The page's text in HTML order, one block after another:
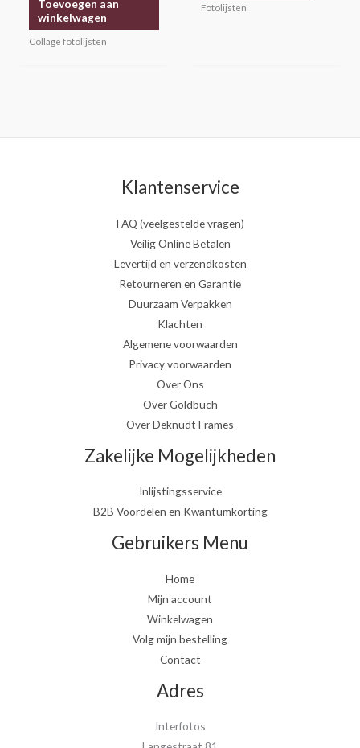
Toevoegen aan
winkelwagen
Collage fotolijsten
Fotolijsten
Klantenservice
FAQ (veelgestelde vragen)
Veilig Online Betalen
Levertijd en verzendkosten
Retourneren en Garantie
Duurzaam Verpakken
Klachten
Algemene voorwaarden
Privacy voorwaarden
Over Ons
Over Goldbuch
Over Deknudt Frames
Zakelijke Mogelijkheden
Inlijstingsservice
B2B Voordelen en Kwantumkorting
Gebruikers Menu
Home
Mijn account
Winkelwagen
Volg mijn bestelling
Contact
Adres
Interfotos